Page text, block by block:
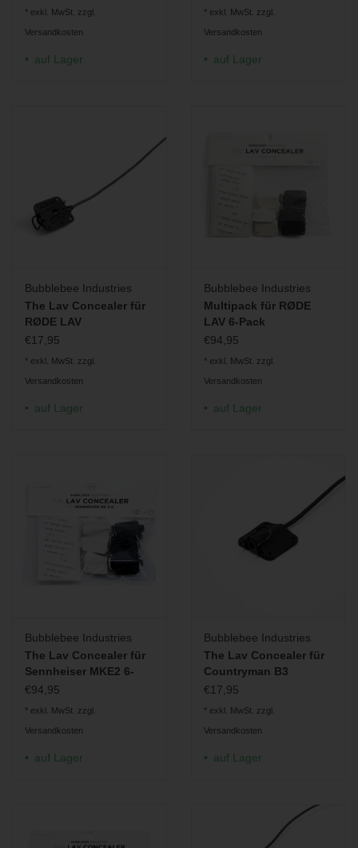
* exkl. MwSt. zzgl.
Versandkosten
auf Lager
* exkl. MwSt. zzgl.
Versandkosten
auf Lager
Bubblebee Industries
The Lav Concealer für
RØDE LAV
€17,95
* exkl. MwSt. zzgl.
Versandkosten
auf Lager
Bubblebee Industries
Multipack für RØDE
LAV 6-Pack
€94,95
* exkl. MwSt. zzgl.
Versandkosten
auf Lager
Bubblebee Industries
The Lav Concealer für
Sennheiser MKE2 6-
Pack
€94,95
* exkl. MwSt. zzgl.
Versandkosten
auf Lager
Bubblebee Industries
The Lav Concealer für
Countryman B3
€17,95
* exkl. MwSt. zzgl.
Versandkosten
auf Lager